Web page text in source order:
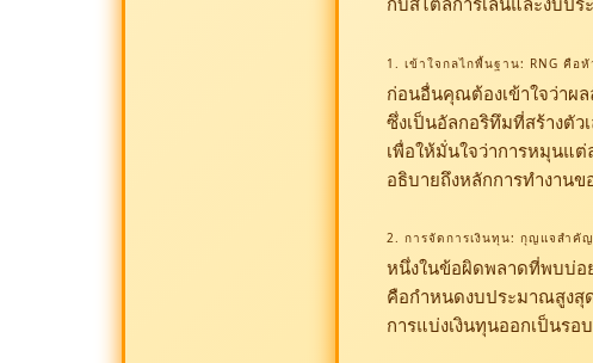
1. เข้าใจกลไกพื้นฐาน: RNG คือหั
ก่อนอื่นคุณต้องเข้าใจว่าผ
ซึ่งเป็นอัลกอริทึมที่สร้างตั
เพื่อให้มั่นใจว่าการหมุนแ
อธิบายถึงหลักการทำงาน
2. การจัดการเงินทุน: กุญแจสำคั
หนึ่งในข้อผิดพลาดที่พบบ่อ
คือกำหนดงบประมาณสูงสุ
การแบ่งเงินทุนออกเป็นร